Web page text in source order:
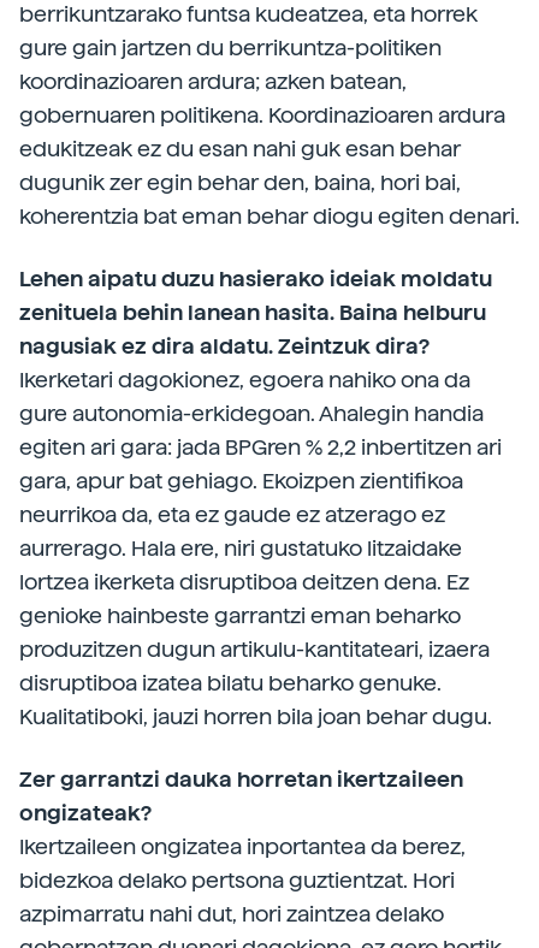
berrikuntzarako funtsa kudeatzea, eta horrek
gure gain jartzen du berrikuntza-politiken
koordinazioaren ardura; azken batean,
gobernuaren politikena. Koordinazioaren ardura
edukitzeak ez du esan nahi guk esan behar
dugunik zer egin behar den, baina, hori bai,
koherentzia bat eman behar diogu egiten denari.
Lehen aipatu duzu hasierako ideiak moldatu
zenituela behin lanean hasita. Baina helburu
nagusiak ez dira aldatu. Zeintzuk dira?
Ikerketari dagokionez, egoera nahiko ona da
gure autonomia-erkidegoan. Ahalegin handia
egiten ari gara: jada BPGren % 2,2 inbertitzen ari
gara, apur bat gehiago. Ekoizpen zientifikoa
neurrikoa da, eta ez gaude ez atzerago ez
aurrerago. Hala ere, niri gustatuko litzaidake
lortzea ikerketa disruptiboa deitzen dena. Ez
genioke hainbeste garrantzi eman beharko
produzitzen dugun artikulu-kantitateari, izaera
disruptiboa izatea bilatu beharko genuke.
Kualitatiboki, jauzi horren bila joan behar dugu.
Zer garrantzi dauka horretan ikertzaileen
ongizateak?
Ikertzaileen ongizatea inportantea da berez,
bidezkoa delako pertsona guztientzat. Hori
azpimarratu nahi dut, hori zaintzea delako